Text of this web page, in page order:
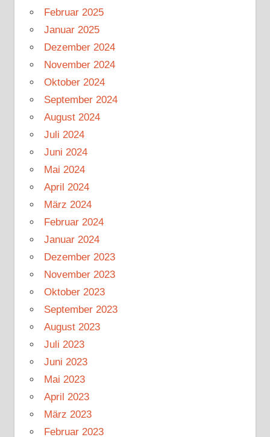
Februar 2025
Januar 2025
Dezember 2024
November 2024
Oktober 2024
September 2024
August 2024
Juli 2024
Juni 2024
Mai 2024
April 2024
März 2024
Februar 2024
Januar 2024
Dezember 2023
November 2023
Oktober 2023
September 2023
August 2023
Juli 2023
Juni 2023
Mai 2023
April 2023
März 2023
Februar 2023